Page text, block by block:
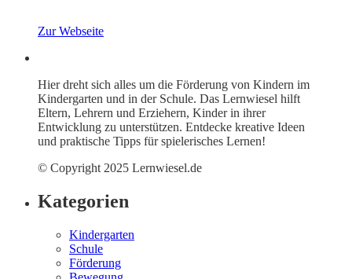
Zur Webseite
Hier dreht sich alles um die Förderung von Kindern im
Kindergarten und in der Schule. Das Lernwiesel hilft
Eltern, Lehrern und Erziehern, Kinder in ihrer
Entwicklung zu unterstützen. Entdecke kreative Ideen
und praktische Tipps für spielerisches Lernen!
© Copyright 2025 Lernwiesel.de
Kategorien
Kindergarten
Schule
Förderung